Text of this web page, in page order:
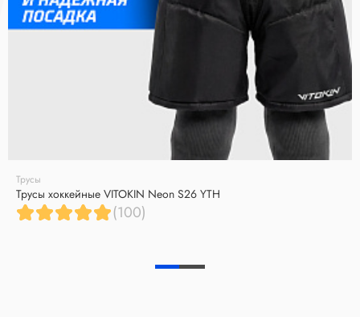
Трусы
Трусы хоккейные VITOKIN Neon S26 YTH
(100)